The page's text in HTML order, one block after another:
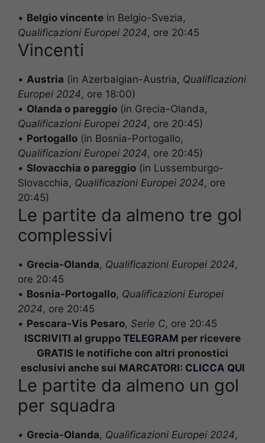
• Belgio vincente in Belgio-Svezia,
Qualificazioni Europei 2024, ore 20:45
Vincenti
• Austria (in Azerbaigian-Austria, Qualificazioni
Europei 2024, ore 18:00)
• Olanda o pareggio (in Grecia-Olanda,
Qualificazioni Europei 2024, ore 20:45)
• Portogallo (in Bosnia-Portogallo,
Qualificazioni Europei 2024, ore 20:45)
• Slovacchia o pareggio (in Lussemburgo-
Slovacchia, Qualificazioni Europei 2024, ore
20:45)
Le partite da almeno tre gol
complessivi
• Grecia-Olanda, Qualificazioni Europei 2024,
ore 20:45
• Bosnia-Portogallo, Qualificazioni Europei
2024, ore 20:45
• Pescara-Vis Pesaro, Serie C, ore 20:45
ISCRIVITI al gruppo TELEGRAM per ricevere
GRATIS le notifiche con altri pronostici
esclusivi anche sui MARCATORI: CLICCA QUI
Le partite da almeno un gol
per squadra
• Grecia-Olanda, Qualificazioni Europei 2024,